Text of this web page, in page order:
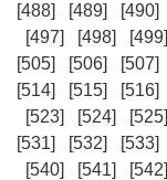
[488]
[489] [490]
[497]
[498] [499]
[505]
[506] [507]
[514]
[515] [516]
[523]
[524] [525]
[531]
[532] [533]
[540]
[541] [542]